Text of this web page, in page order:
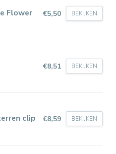
Flower €5,50 BEKIJKEN
€8,51 BEKIJKEN
clip €8,59 BEKIJKEN